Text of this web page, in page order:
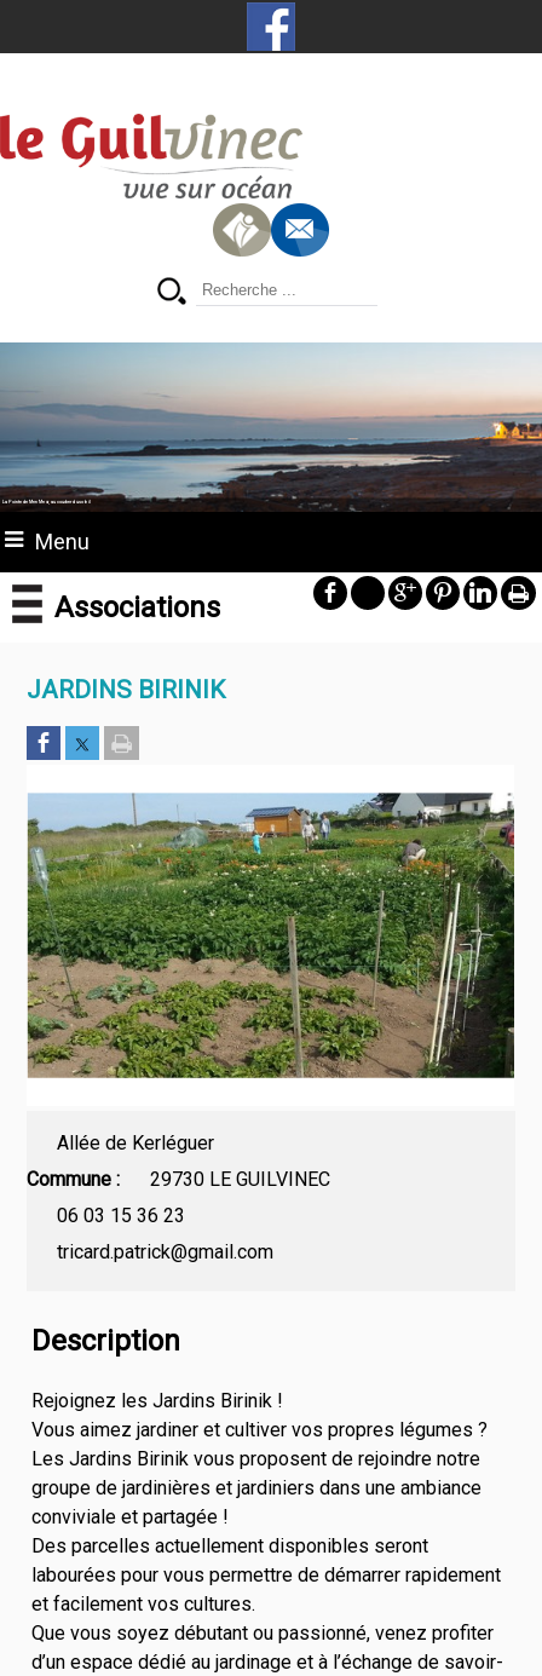
La Pointe de Men Meur, au coucher du soleil
Menu
Associations
JARDINS BIRINIK
Allée de Kerléguer
Commune
29730 LE GUILVINEC
06 03 15 36 23
tricard.patrick@gmail.com
Description
Rejoignez les Jardins Birinik !
Vous aimez jardiner et cultiver vos propres légumes ?
Les Jardins Birinik vous proposent de rejoindre notre
groupe de jardinières et jardiniers dans une ambiance
conviviale et partagée !
Des parcelles actuellement disponibles seront
labourées pour vous permettre de démarrer rapidement
et facilement vos cultures.
Que vous soyez débutant ou passionné, venez profiter
d’un espace dédié au jardinage et à l’échange de savoir-